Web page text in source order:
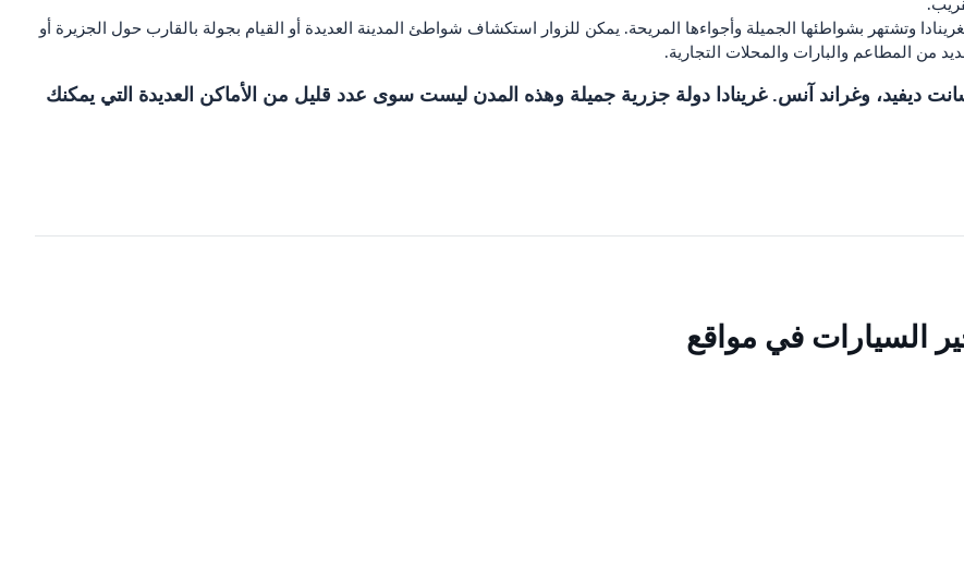
وتشتهر بشواطئها الجميلة وأجواءها المريحة. يمكن للزوار استكشاف شواطئ المدينة العديدة أو القيام بجولة بالقارب حول الجزيرة أو
ديفيد، وغراند آنس. غرينادا دولة جزرية جميلة وهذه المدن ليست سوى عدد قليل من الأماكن العديدة التي يمكنك
السيارات في مواقع